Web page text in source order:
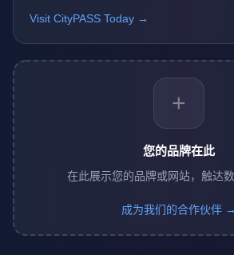
Visit CityPASS Today →
+
您的品牌在此
在此展示您的品牌或网站，触达
成为我们的合作伙伴 →